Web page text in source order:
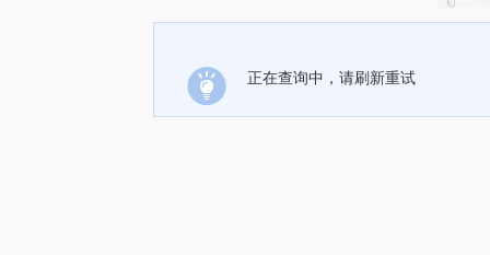
正在查询中，请刷新重试